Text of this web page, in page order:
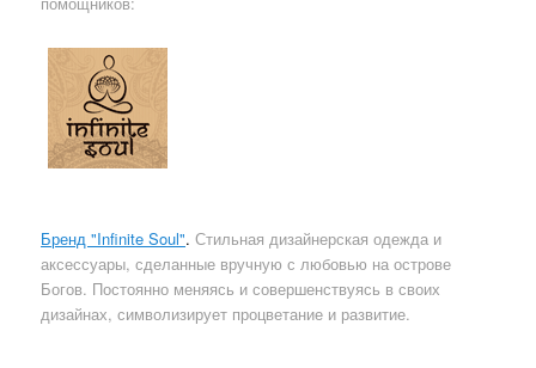
Бренд "Infinite Soul".Стильная дизайнерская одежда и
аксессуары, сделанные вручную с любовью на острове
Богов. Постоянно меняясь и совершенствуясь в своих
дизайнах, символизирует процветание и развитие.